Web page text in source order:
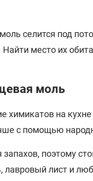
селится под
место их
моль
химикатов на
с помощью
поэтому
лавровый лист и